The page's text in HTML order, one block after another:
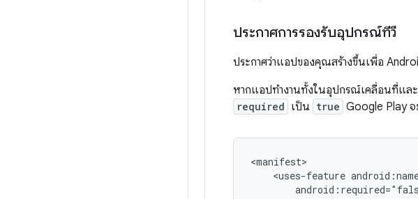
ประกาศการรองรับอุปกรณ์ทีวี
ประกาศว่าแอปของคุณสร้างขึ้นเพื่อ
หากแอปทำงานทั้งในอุปกรณ์เคลื่อนที่แล
required เป็น true Google Play
<uses-feature